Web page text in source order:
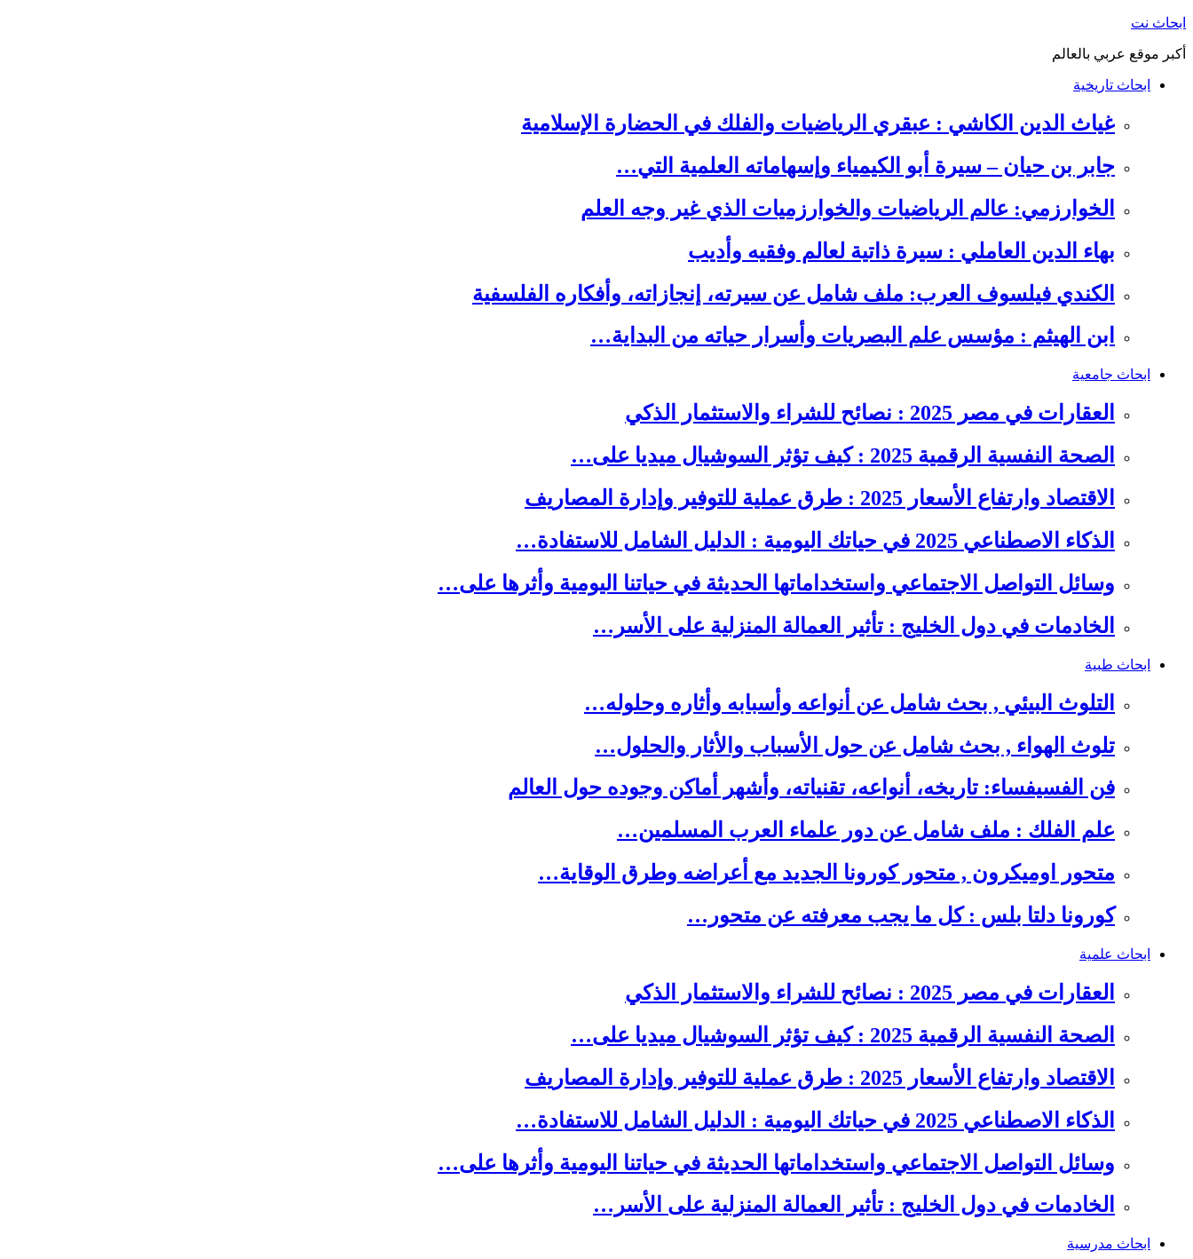
التجاوز
المحتوى
ابحاث نت
أكبر موقع عربي بالعالم
ابحاث تاريخية
غياث الدين الكاشي : عبقري الرياضيات والفلك في الحضارة الإسلامية
جابر بن حيان – سيرة أبو الكيمياء وإسهاماته العلمية التي…
الخوارزمي: عالم الرياضيات والخوارزميات الذي غير وجه العلم
بهاء الدين العاملي : سيرة ذاتية لعالم وفقيه وأديب
الكندي فيلسوف العرب: ملف شامل عن سيرته، إنجازاته، وأفكاره الفلسفية
ابن الهيثم : مؤسس علم البصريات وأسرار حياته من البداية…
ابحاث جامعية
العقارات في مصر 2025 : نصائح للشراء والاستثمار الذكي
الصحة النفسية الرقمية 2025 : كيف تؤثر السوشيال ميديا على…
الاقتصاد وارتفاع الأسعار 2025 : طرق عملية للتوفير وإدارة المصاريف
الذكاء الاصطناعي 2025 في حياتك اليومية : الدليل الشامل للاستفادة…
وسائل التواصل الاجتماعي واستخداماتها الحديثة في حياتنا اليومية وأثرها على…
الخادمات في دول الخليج : تأثير العمالة المنزلية على الأسر…
ابحاث طبية
التلوث البيئي , بحث شامل عن أنواعه وأسبابه وأثاره وحلوله…
تلوث الهواء , بحث شامل عن حول الأسباب والأثار والحلول…
فن الفسيفساء: تاريخه، أنواعه، تقنياته، وأشهر أماكن وجوده حول العالم
علم الفلك : ملف شامل عن دور علماء العرب المسلمين…
متحور اوميكرون , متحور كورونا الجديد مع أعراضه وطرق الوقاية…
كورونا دلتا بلس : كل ما يجب معرفته عن متحور…
ابحاث علمية
العقارات في مصر 2025 : نصائح للشراء والاستثمار الذكي
الصحة النفسية الرقمية 2025 : كيف تؤثر السوشيال ميديا على…
الاقتصاد وارتفاع الأسعار 2025 : طرق عملية للتوفير وإدارة المصاريف
الذكاء الاصطناعي 2025 في حياتك اليومية : الدليل الشامل للاستفادة…
وسائل التواصل الاجتماعي واستخداماتها الحديثة في حياتنا اليومية وأثرها على…
الخادمات في دول الخليج : تأثير العمالة المنزلية على الأسر…
ابحاث مدرسية